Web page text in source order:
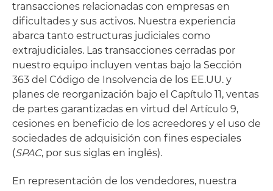
transacciones relacionadas con empresas en
dificultades y sus activos. Nuestra experiencia
abarca tanto estructuras judiciales como
extrajudiciales. Las transacciones cerradas por
nuestro equipo incluyen ventas bajo la Sección
363 del Código de Insolvencia de los EE.UU. y
planes de reorganización bajo el Capítulo 11, ventas
de partes garantizadas en virtud del Artículo 9,
cesiones en beneficio de los acreedores y el uso de
sociedades de adquisición con fines especiales
(SPAC, por sus siglas en inglés).
En representación de los vendedores, nuestra